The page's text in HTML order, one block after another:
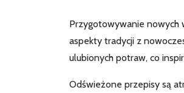
Przygotowywanie nowych
aspekty tradycji z
ulubionych potraw, co
Odświeżone przepisy są